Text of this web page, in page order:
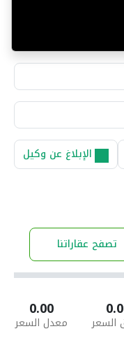
الإبلاغ عن وكيل
تصفح عقاراتنا
السعر
0.00
معدل السعر